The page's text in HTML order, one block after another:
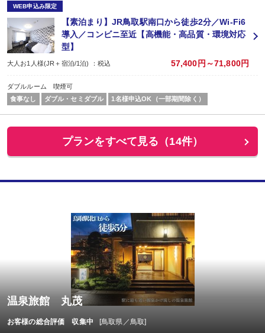
WEB申込み限定
【素泊まり】JR鳥取駅南口から徒歩2分／Wi-Fi6
導入／コンビニ至近【高機能・高品質・環境対応
型】
大人お1人様(JR＋宿泊/1泊) ：税込 57,400円～71,800円
ダブルルーム 喫煙可
食事なし
ダブル・セミダブル 1名様申込OK（一部期間除く）
プランをすべて見る（14件）
温泉旅館 丸茂
お客様の総合評価 収集中 [鳥取県／鳥取]